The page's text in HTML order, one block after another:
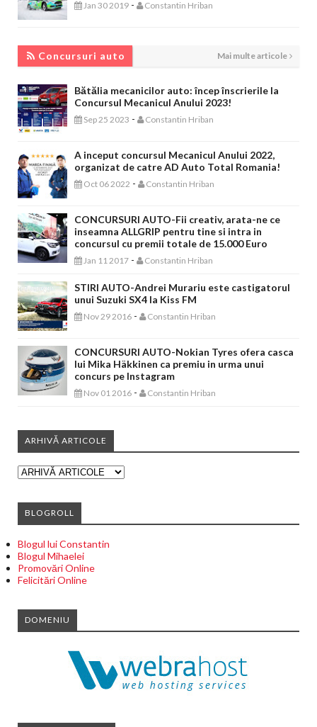
Jan 30 2019 - Constantin Hriban
Concursuri auto Mai multe articole
Bătălia mecanicilor auto: încep înscrierile la
Concursul Mecanicul Anului 2023!
Sep 25 2023 - Constantin Hriban
A inceput concursul Mecanicul Anului 2022,
organizat de catre AD Auto Total Romania!
Oct 06 2022 - Constantin Hriban
CONCURSURI AUTO-Fii creativ, arata-ne ce
inseamna ALLGRIP pentru tine si intra in
concursul cu premii totale de 15.000 Euro
Jan 11 2017 - Constantin Hriban
STIRI AUTO-Andrei Murariu este castigatorul
unui Suzuki SX4 la Kiss FM
Nov 29 2016 - Constantin Hriban
CONCURSURI AUTO-Nokian Tyres ofera casca
lui Mika Häkkinen ca premiu in urma unui
concurs pe Instagram
Nov 01 2016 - Constantin Hriban
ARHIVĂ ARTICOLE
BLOGROLL
Blogul lui Constantin
Blogul Mihaelei
Promovări Online
Felicitări Online
DOMENIU